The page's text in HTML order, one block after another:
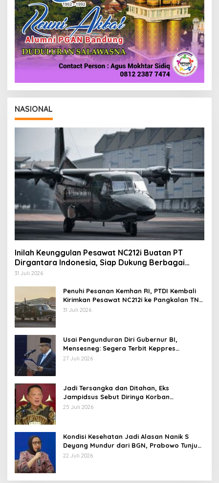
NASIONAL
Inilah Keunggulan Pesawat NC212i Buatan PT
Dirgantara Indonesia, Siap Dukung Berbagai
Operasi TNI
31 Juli 2026
Penuhi Pesanan Kemhan RI, PTDI Kembali
Kirimkan Pesawat NC212i ke Pangkalan TNI
AU
31 Juli 2026
Usai Pengunduran Diri Gubernur BI,
Mensesneg: Segera Terbit Keppres
Pemberhentian dengan Hormat
27 Juli 2026
Jadi Tersangka dan Ditahan, Eks
Jampidsus Sebut Dirinya Korban
Kriminalisasi
25 Juli 2026
Kondisi Kesehatan Jadi Alasan Nanik S
Deyang Mundur dari BGN, Prabowo Tunjuk
Wamentan Sudaryono
22 Juli 2026